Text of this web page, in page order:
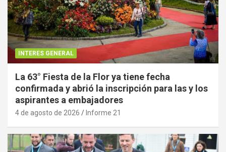
INTERES GENERAL
La 63° Fiesta de la Flor ya tiene fecha
confirmada y abrió la inscripción para las y los
aspirantes a embajadores
4 de agosto de 2026 Informe 21